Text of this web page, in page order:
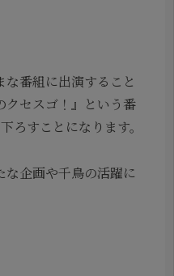
番組に出演すること
クセスゴ！』という番
ろすことになります。
な企画や千鳥の活躍に